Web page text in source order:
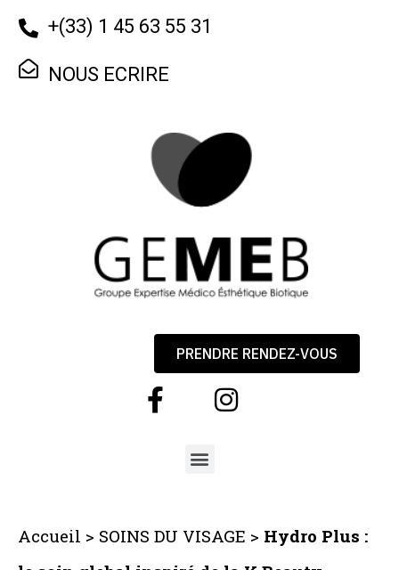
+(33) 1 45 63 55 31
NOUS ECRIRE
PRENDRE RENDEZ-VOUS
Accueil > SOINS DU VISAGE > Hydro Plus :